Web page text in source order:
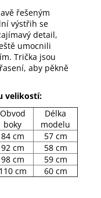
řešeným
výstřih se
detail,
umocnili
Trička jsou
aby pěkně
velikostí:
Obvod
boky
Délka
modelu
84 cm
57 cm
92 cm
58 cm
98 cm
59 cm
110 cm 60 cm